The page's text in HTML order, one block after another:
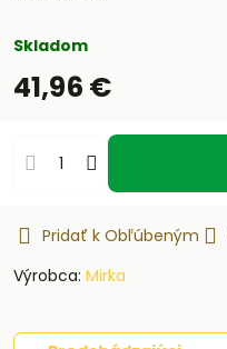
Skladom
41,96 €
Pridať k Obľúbeným
Výrobca: Mirka